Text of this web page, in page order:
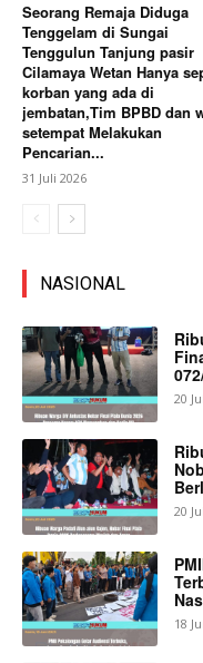
Seorang Remaja Diduga
Tenggelam di Sungai
Tenggulun Tanjung pasir
Cilamaya Wetan Hanya
korban yang ada di
jembatan,Tim BPBD dan
setempat Melakukan
Pencarian...
31 Juli 2026
NASIONAL
20
20
18